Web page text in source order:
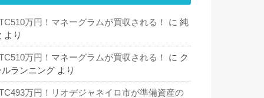
万円！マネーグラムが買収される！ に 純
より
万円！マネーグラムが買収される！ に ク
ルランニング より
万円！リオデジャネイロ市が準備資産の